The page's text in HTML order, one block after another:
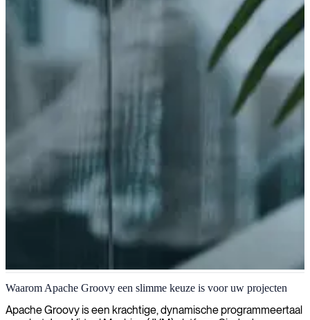
Apache Groovy ontwikkeling
Wij leveren bekwame Apache Groovy-ontwikkelaars die uitblinken
Waarom Apache Groovy een slimme keuze is voor uw projecten
Apache Groovy is een krachtige, dynamische programmeertaal